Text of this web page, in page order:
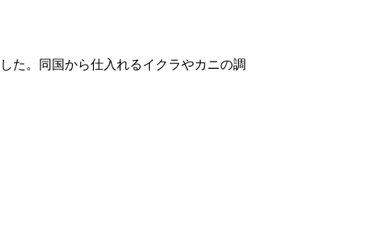
た。同国から仕入れるイクラやカニの調